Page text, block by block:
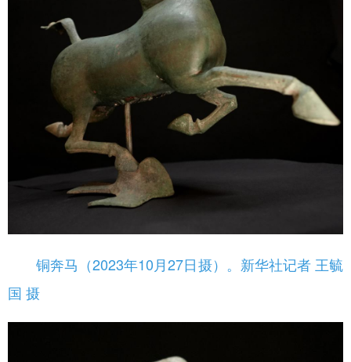
铜奔马（2023年10月27日摄）。新华社记者 王毓
国 摄